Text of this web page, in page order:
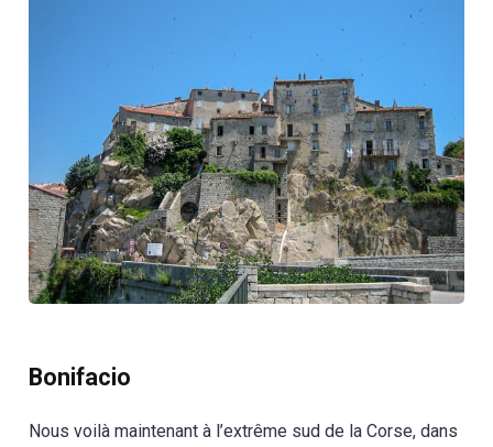
Bonifacio
Nous voilà maintenant à l’extrême sud de la Corse, dans